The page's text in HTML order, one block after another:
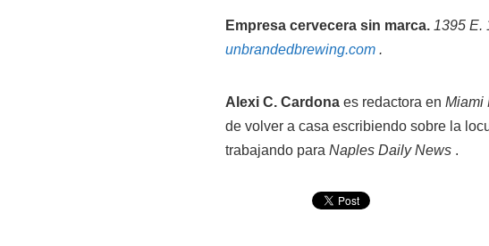
Empresa cervecera sin marca. 1395 E.
unbrandedbrewing.com .
Alexi C. Cardona es redactora en Miami
de volver a casa escribiendo sobre la
trabajando para Naples Daily News .